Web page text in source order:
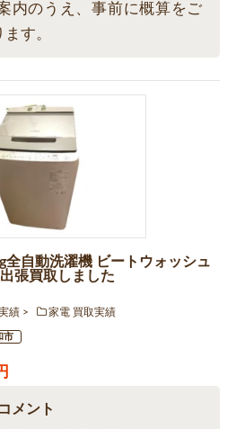
内のうえ、事前に概算をご
す。
自動洗濯機 ビートウォッシュ
張買取しました
績
家電 買取実績
市
メント